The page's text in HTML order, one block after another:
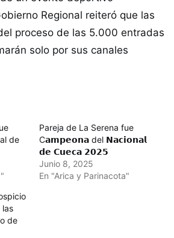
Regional reiteró que las
proceso de las 5.000 entradas
solo por sus canales
de
Pareja de La Serena fue
C𝗮𝗺𝗽𝗲𝗼𝗻𝗮 del 𝗡𝗮𝗰𝗶𝗼𝗻𝗮𝗹
𝗱𝗲 𝗖𝘂𝗲𝗰𝗮 𝟮𝟬𝟮𝟱
Junio 8, 2025
En "Arica y Parinacota"
las
de